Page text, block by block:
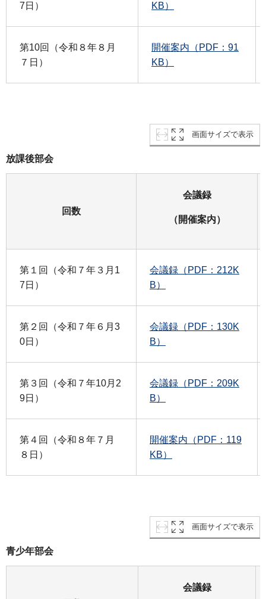
7日）
KB）
第10回（令和８年８月
７日）
開催案内（PDF：91
KB）
画面サイズで表示
放課後部会
回数
会議録
（開催案内）
第１回（令和７年３月1
7日）
会議録（PDF：212K
B）
第２回（令和７年６月3
0日）
会議録（PDF：130K
B）
第３回（令和７年10月2
9日）
会議録（PDF：209K
B）
第４回（令和８年７月
８日）
開催案内（PDF：119
KB）
画面サイズで表示
青少年部会
会議録